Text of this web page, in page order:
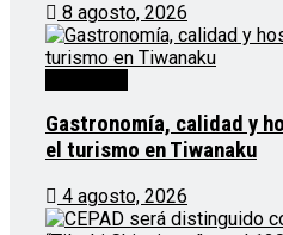
8 agosto, 2026
Gastronomía, calidad y
el turismo en Tiwanaku
4 agosto, 2026